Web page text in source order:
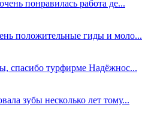
понравилась работа де...
положительные гиды и моло...
спасибо турфирме Надёжнос...
зубы несколько лет тому...